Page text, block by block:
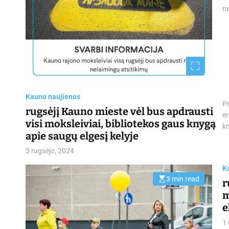
r
e
a
d
t
e
Kauno naujienos
rugsėjį Kauno mieste vėl bus apdrausti
visi moksleiviai, bibliotekos gaus knygą
apie saugų elgesį kelyje
3 rugsėjo, 2024
E
s
i
a
t
3 min read
1